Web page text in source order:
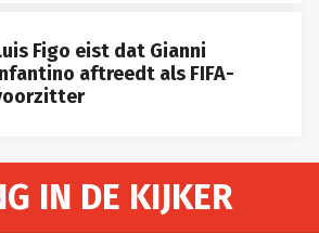
Figo eist dat Gianni
aftreedt als FIFA-
IN DE KIJKER